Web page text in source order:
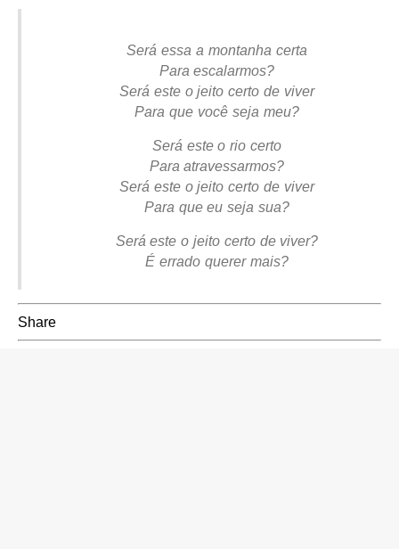
Será essa a montanha certa
Para escalarmos?
Será este o jeito certo de viver
Para que você seja meu?
Será este o rio certo
Para atravessarmos?
Será este o jeito certo de viver
Para que eu seja sua?
Será este o jeito certo de viver?
É errado querer mais?
Share